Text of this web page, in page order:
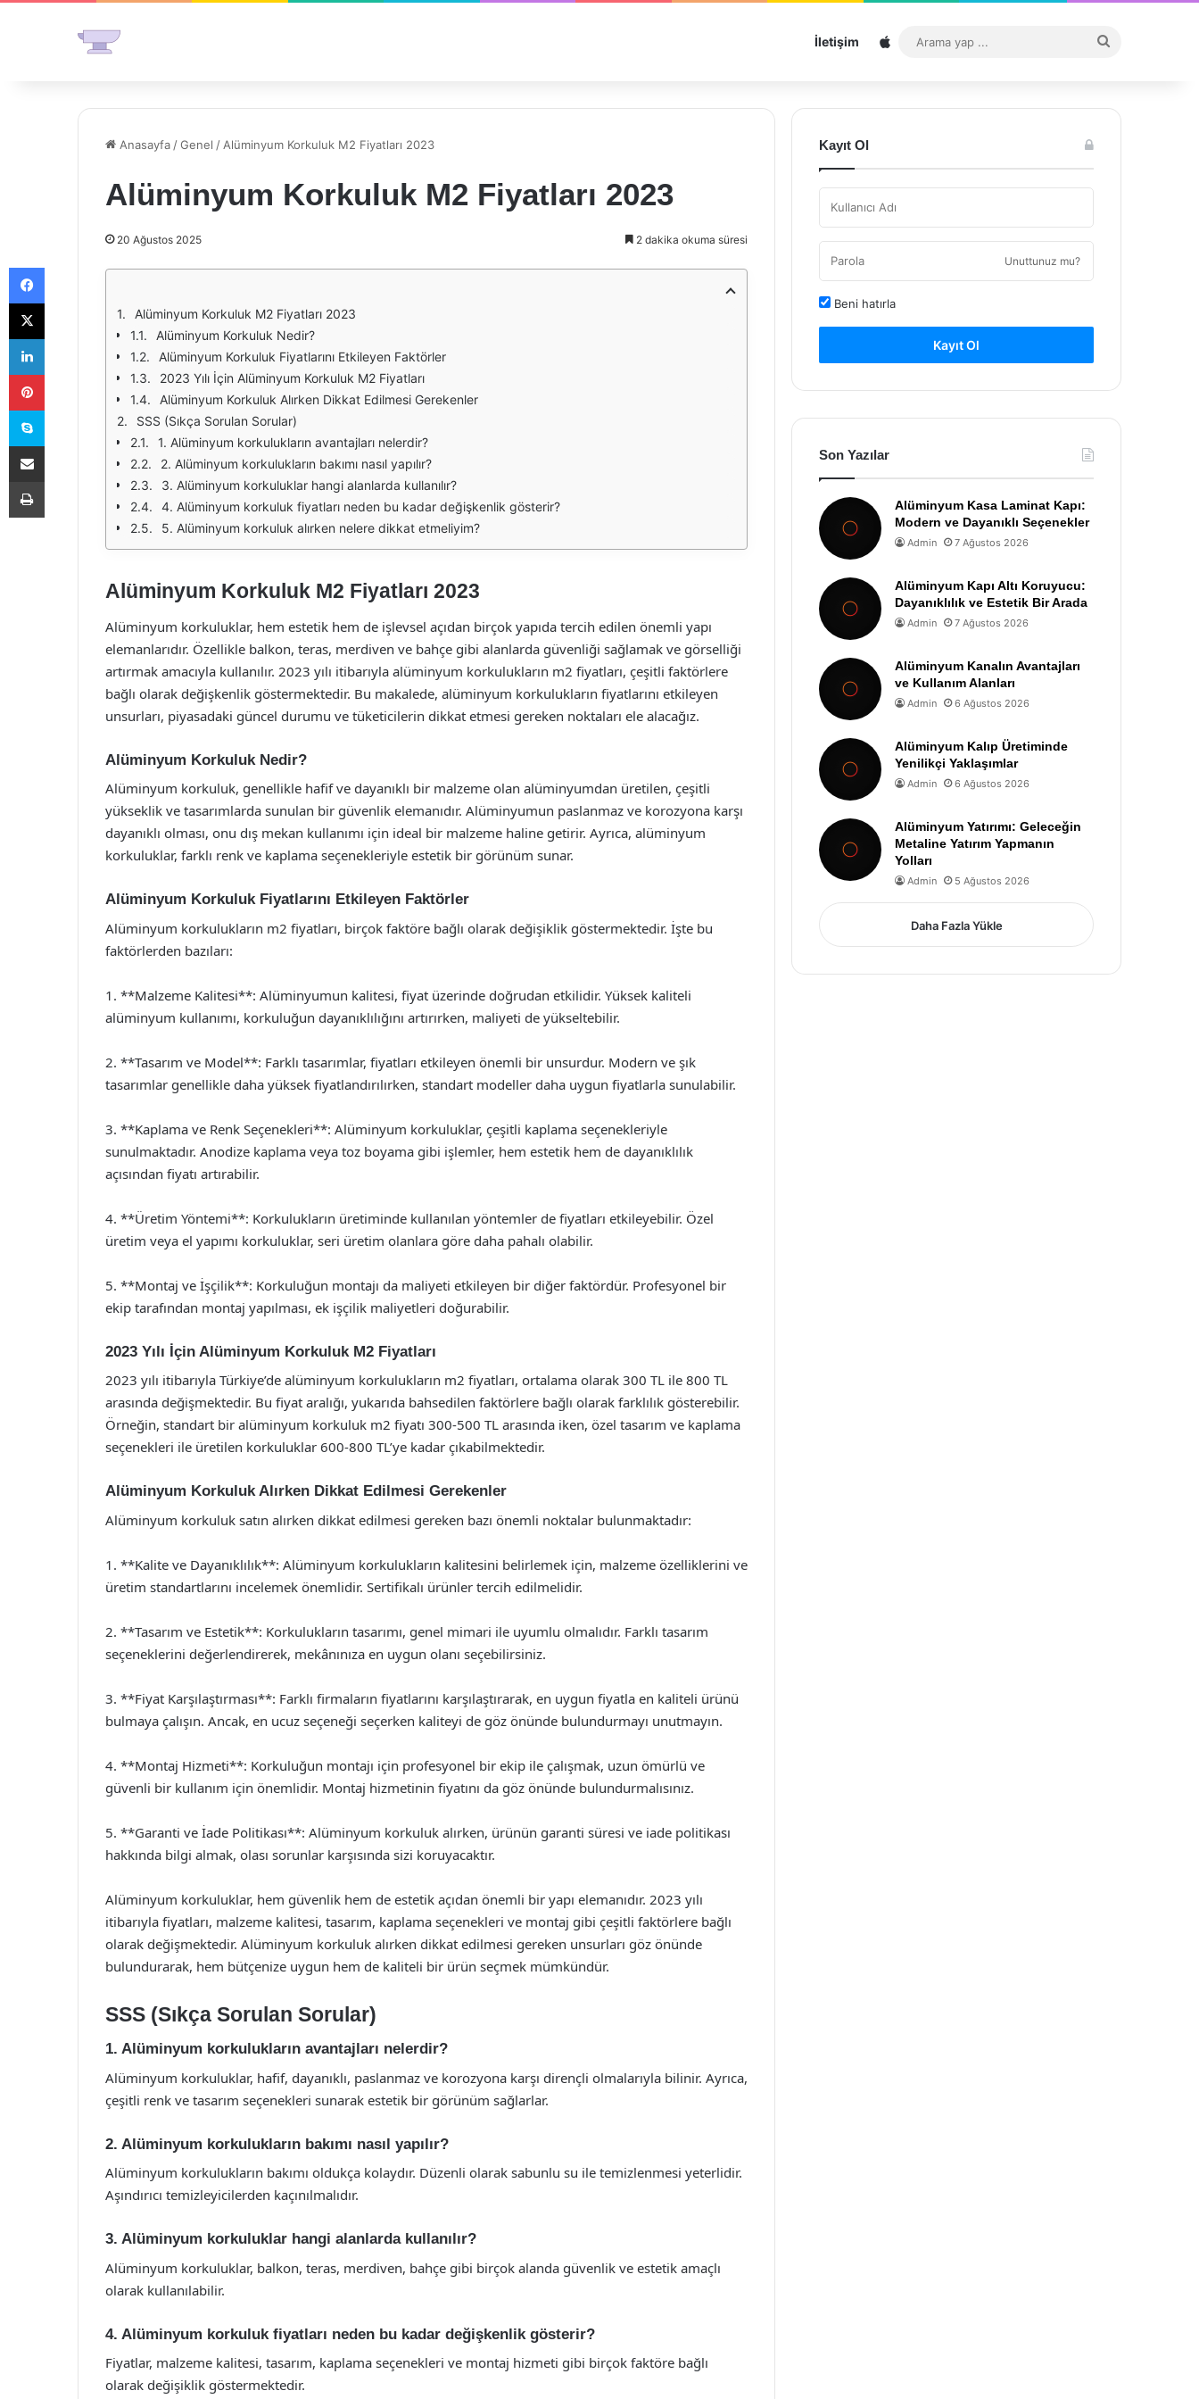
İletişim Sitemap
...
Anasayfa /Genel / Alüminyum Korkuluk M2 Fiyatları 2023
Alüminyum Korkuluk M2 Fiyatları 2023
20 Ağustos 2025 2 dakika okuma süresi
Alüminyum Korkuluk M2 Fiyatları 2023
Alüminyum Korkuluk Nedir?
Alüminyum Korkuluk Fiyatlarını Etkileyen Faktörler
2023 Yılı İçin Alüminyum Korkuluk M2 Fiyatları
Alüminyum Korkuluk Alırken Dikkat Edilmesi Gerekenler
SSS (Sıkça Sorulan Sorular)
1. Alüminyum korkulukların avantajları nelerdir?
2. Alüminyum korkulukların bakımı nasıl yapılır?
3. Alüminyum korkuluklar hangi alanlarda kullanılır?
4. Alüminyum korkuluk fiyatları neden bu kadar değişkenlik gösterir?
5. Alüminyum korkuluk alırken nelere dikkat etmeliyim?
Alüminyum Korkuluk M2 Fiyatları 2023
Alüminyum korkuluklar, hem estetik hem de işlevsel açıdan birçok yapıda tercih edilen önemli yapı
elemanlarıdır. Özellikle balkon, teras, merdiven ve bahçe gibi alanlarda güvenliği sağlamak ve görselliği
artırmak amacıyla kullanılır. 2023 yılı itibarıyla alüminyum korkulukların m2 fiyatları, çeşitli faktörlere
bağlı olarak değişkenlik göstermektedir. Bu makalede, alüminyum korkulukların fiyatlarını etkileyen
unsurları, piyasadaki güncel durumu ve tüketicilerin dikkat etmesi gereken noktaları ele alacağız.
Alüminyum Korkuluk Nedir?
Alüminyum korkuluk, genellikle hafif ve dayanıklı bir malzeme olan alüminyumdan üretilen, çeşitli
yükseklik ve tasarımlarda sunulan bir güvenlik elemanıdır. Alüminyumun paslanmaz ve korozyona karşı
dayanıklı olması, onu dış mekan kullanımı için ideal bir malzeme haline getirir. Ayrıca, alüminyum
korkuluklar, farklı renk ve kaplama seçenekleriyle estetik bir görünüm sunar.
Alüminyum Korkuluk Fiyatlarını Etkileyen Faktörler
Alüminyum korkulukların m2 fiyatları, birçok faktöre bağlı olarak değişiklik göstermektedir. İşte bu
faktörlerden bazıları:
1. **Malzeme Kalitesi**: Alüminyumun kalitesi, fiyat üzerinde doğrudan etkilidir. Yüksek kaliteli
alüminyum kullanımı, korkuluğun dayanıklılığını artırırken, maliyeti de yükseltebilir.
2. **Tasarım ve Model**: Farklı tasarımlar, fiyatları etkileyen önemli bir unsurdur. Modern ve şık
tasarımlar genellikle daha yüksek fiyatlandırılırken, standart modeller daha uygun fiyatlarla sunulabilir.
3. **Kaplama ve Renk Seçenekleri**: Alüminyum korkuluklar, çeşitli kaplama seçenekleriyle
sunulmaktadır. Anodize kaplama veya toz boyama gibi işlemler, hem estetik hem de dayanıklılık
açısından fiyatı artırabilir.
4. **Üretim Yöntemi**: Korkulukların üretiminde kullanılan yöntemler de fiyatları etkileyebilir. Özel
üretim veya el yapımı korkuluklar, seri üretim olanlara göre daha pahalı olabilir.
5. **Montaj ve İşçilik**: Korkuluğun montajı da maliyeti etkileyen bir diğer faktördür. Profesyonel bir
ekip tarafından montaj yapılması, ek işçilik maliyetleri doğurabilir.
2023 Yılı İçin Alüminyum Korkuluk M2 Fiyatları
2023 yılı itibarıyla Türkiye’de alüminyum korkulukların m2 fiyatları, ortalama olarak 300 TL ile 800 TL
arasında değişmektedir. Bu fiyat aralığı, yukarıda bahsedilen faktörlere bağlı olarak farklılık gösterebilir.
Örneğin, standart bir alüminyum korkuluk m2 fiyatı 300-500 TL arasında iken, özel tasarım ve kaplama
seçenekleri ile üretilen korkuluklar 600-800 TL’ye kadar çıkabilmektedir.
Alüminyum Korkuluk Alırken Dikkat Edilmesi Gerekenler
Alüminyum korkuluk satın alırken dikkat edilmesi gereken bazı önemli noktalar bulunmaktadır:
1. **Kalite ve Dayanıklılık**: Alüminyum korkulukların kalitesini belirlemek için, malzeme özelliklerini ve
üretim standartlarını incelemek önemlidir. Sertifikalı ürünler tercih edilmelidir.
2. **Tasarım ve Estetik**: Korkulukların tasarımı, genel mimari ile uyumlu olmalıdır. Farklı tasarım
seçeneklerini değerlendirerek, mekânınıza en uygun olanı seçebilirsiniz.
3. **Fiyat Karşılaştırması**: Farklı firmaların fiyatlarını karşılaştırarak, en uygun fiyatla en kaliteli ürünü
bulmaya çalışın. Ancak, en ucuz seçeneği seçerken kaliteyi de göz önünde bulundurmayı unutmayın.
4. **Montaj Hizmeti**: Korkuluğun montajı için profesyonel bir ekip ile çalışmak, uzun ömürlü ve
güvenli bir kullanım için önemlidir. Montaj hizmetinin fiyatını da göz önünde bulundurmalısınız.
5. **Garanti ve İade Politikası**: Alüminyum korkuluk alırken, ürünün garanti süresi ve iade politikası
hakkında bilgi almak, olası sorunlar karşısında sizi koruyacaktır.
Alüminyum korkuluklar, hem güvenlik hem de estetik açıdan önemli bir yapı elemanıdır. 2023 yılı
itibarıyla fiyatları, malzeme kalitesi, tasarım, kaplama seçenekleri ve montaj gibi çeşitli faktörlere bağlı
olarak değişmektedir. Alüminyum korkuluk alırken dikkat edilmesi gereken unsurları göz önünde
bulundurarak, hem bütçenize uygun hem de kaliteli bir ürün seçmek mümkündür.
SSS (Sıkça Sorulan Sorular)
1. Alüminyum korkulukların avantajları nelerdir?
Alüminyum korkuluklar, hafif, dayanıklı, paslanmaz ve korozyona karşı dirençli olmalarıyla bilinir. Ayrıca,
çeşitli renk ve tasarım seçenekleri sunarak estetik bir görünüm sağlarlar.
2. Alüminyum korkulukların bakımı nasıl yapılır?
Alüminyum korkulukların bakımı oldukça kolaydır. Düzenli olarak sabunlu su ile temizlenmesi yeterlidir.
Aşındırıcı temizleyicilerden kaçınılmalıdır.
3. Alüminyum korkuluklar hangi alanlarda kullanılır?
Alüminyum korkuluklar, balkon, teras, merdiven, bahçe gibi birçok alanda güvenlik ve estetik amaçlı
olarak kullanılabilir.
4. Alüminyum korkuluk fiyatları neden bu kadar değişkenlik gösterir?
Fiyatlar, malzeme kalitesi, tasarım, kaplama seçenekleri ve montaj hizmeti gibi birçok faktöre bağlı
olarak değişiklik göstermektedir.
Kayıt Ol
Unuttunuz mu?
Beni hatırla
Kayıt Ol
Son Yazılar
Alüminyum Kasa Laminat Kapı:
Modern ve Dayanıklı Seçenekler
Admin 7 Ağustos 2026
Alüminyum Kapı Altı Koruyucu:
Dayanıklılık ve Estetik Bir Arada
Admin 7 Ağustos 2026
Alüminyum Kanalın Avantajları
ve Kullanım Alanları
Admin 6 Ağustos 2026
Alüminyum Kalıp Üretiminde
Yenilikçi Yaklaşımlar
Admin 6 Ağustos 2026
Alüminyum Yatırımı: Geleceğin
Metaline Yatırım Yapmanın
Yolları
Admin 5 Ağustos 2026
Daha Fazla Yükle
Facebook
X
LinkedIn
Pinterest
Skype
E-Posta ile paylaş